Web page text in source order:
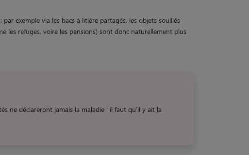
exemple via les bacs à litière partagés, les objets souillés
les refuges, voire les pensions) sont donc naturellement plus
ne déclareront jamais la maladie : il faut qu’il y ait la
Mes proches